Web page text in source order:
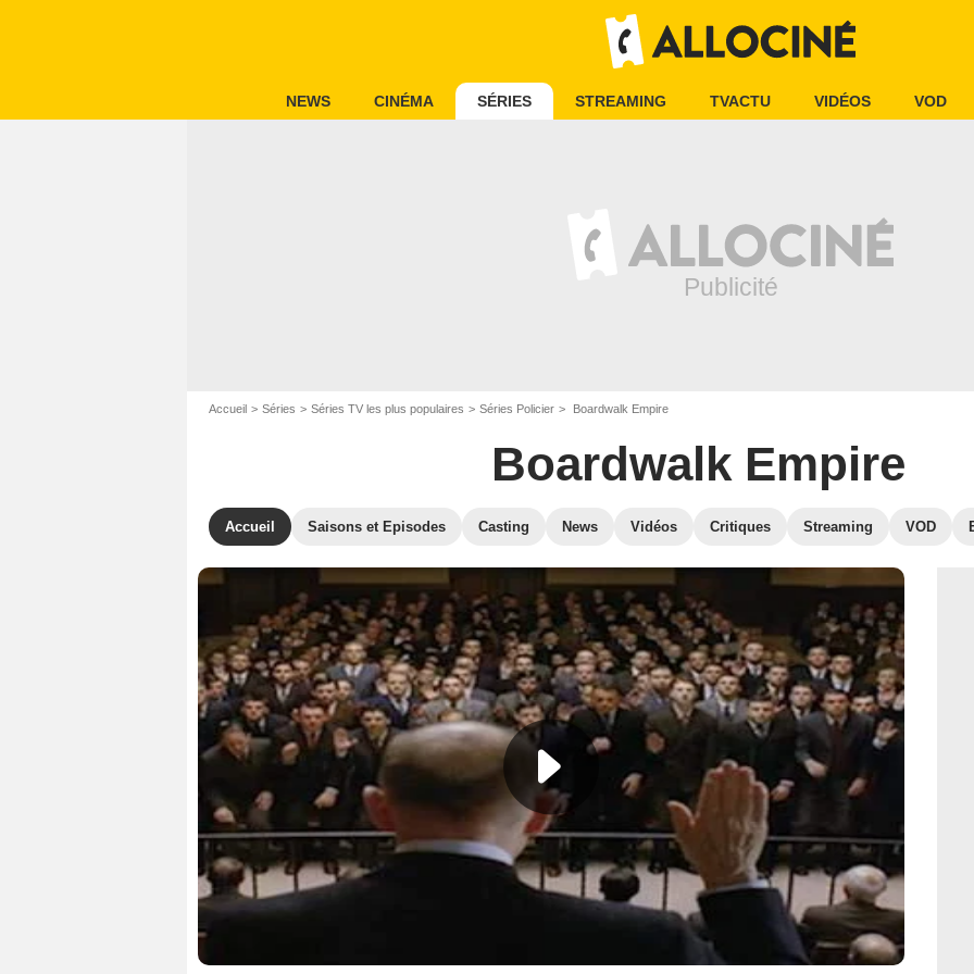
NEWS CINÉMA SÉRIES STREAMING TVACTU VIDÉOS VOD
Accueil Séries Séries TV les plus populaires Séries Policier Boardwalk Empire
Boardwalk Empire
Accueil Saisons et Episodes Casting News Vidéos Critiques Streaming VOD